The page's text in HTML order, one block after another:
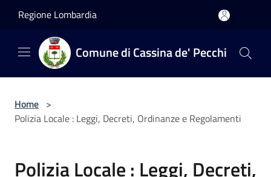
Regione Lombardia
Comune di Cassina de' Pecchi
Home >
Polizia Locale : Leggi, Decreti, Ordinanze e Regolamenti
Polizia Locale : Leggi, Decreti,